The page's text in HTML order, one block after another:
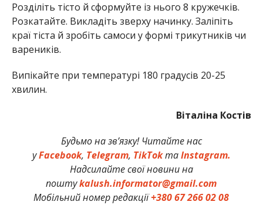
Розділіть тісто й сформуйте із нього 8 кружечків.
Розкатайте. Викладіть зверху начинку. Заліпіть
краї тіста й зробіть самоси у формі трикутників чи
вареників.
Випікайте при температурі 180 градусів 20-25
хвилин.
Віталіна Костів
Будьмо на зв’язку! Читайте нас
уFacebook, Telegram, TikTokтаInstagram.
Надсилайте свої новини на
поштуkalush.informator@gmail.com
Мобільний номер редакції+380 67 266 02 08